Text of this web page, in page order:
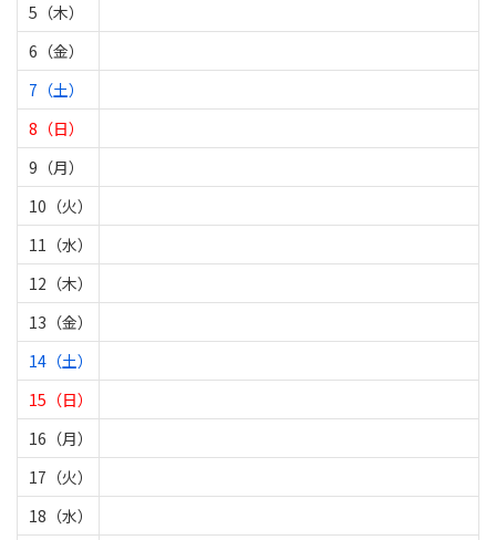
5（木）
6（金）
7（土）
8（日）
9（月）
10（火）
11（水）
12（木）
13（金）
14（土）
15（日）
16（月）
17（火）
18（水）